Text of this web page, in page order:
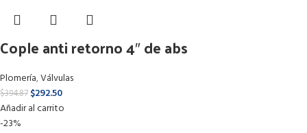
Cople anti retorno 4″ de abs
Plomería,Válvulas
$394.87 $292.50
Añadir al carrito
-23%